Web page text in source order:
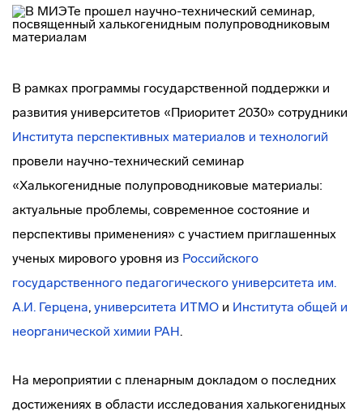
В рамках программы государственной поддержки и
развития университетов «Приоритет 2030» сотрудники
Института перспективных материалов и технологий
провели научно-технический семинар
«Халькогенидные полупроводниковые материалы:
актуальные проблемы, современное состояние и
перспективы применения» с участием приглашенных
ученых мирового уровня из Российского
государственного педагогического университета им.
А.И. Герцена, университета ИТМО и Института общей и
неорганической химии РАН.
На мероприятии с пленарным докладом о последних
достижениях в области исследования халькогенидных